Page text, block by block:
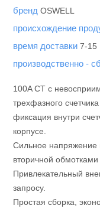
брендOSWELL
происхождение
время доставки7-15
производственно -
100A CT с
трехфазного
фиксация внутри
корпусе.
Сильное напряжение
вторичной
Привлекательный
запросу.
Простая сборка,